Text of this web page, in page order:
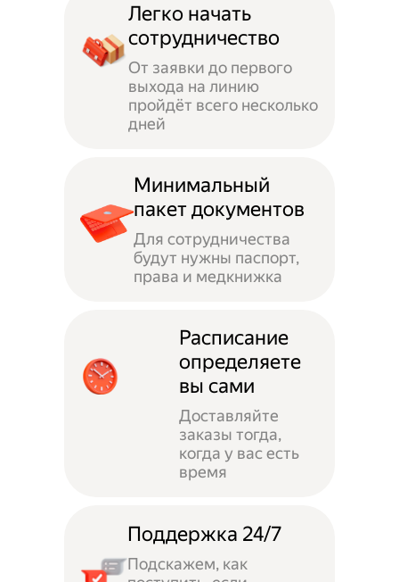
Легко начать
сотрудничество
От заявки до первого
выхода на линию
пройдёт всего несколько
дней
Минимальный
пакет документов
Для сотрудничества
будут нужны паспорт,
права и медкнижка
Расписание
определяете
вы сами
Доставляйте
заказы тогда,
когда у вас есть
время
Поддержка 24/7
Подскажем, как